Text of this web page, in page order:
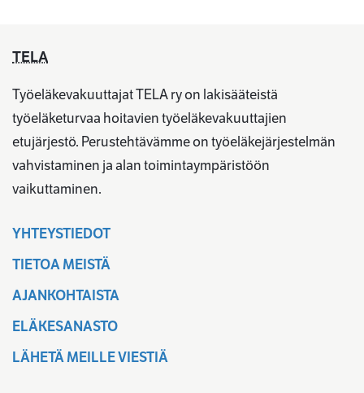
TELA
Työeläkevakuuttajat TELA ry on lakisääteistä
työeläketurvaa hoitavien työeläkevakuuttajien
etujärjestö. Perustehtävämme on työeläkejärjestelmän
vahvistaminen ja alan toimintaympäristöön
vaikuttaminen.
YHTEYSTIEDOT
TIETOA MEISTÄ
AJANKOHTAISTA
ELÄKESANASTO
LÄHETÄ MEILLE VIESTIÄ